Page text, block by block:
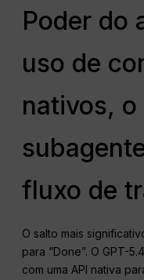
Poder do
uso de
nativos, o
fluxo de
O salto mais
para “Done”. O GPT-
com uma API nativa